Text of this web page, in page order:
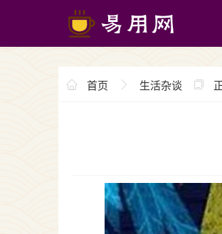
首页 生活杂谈